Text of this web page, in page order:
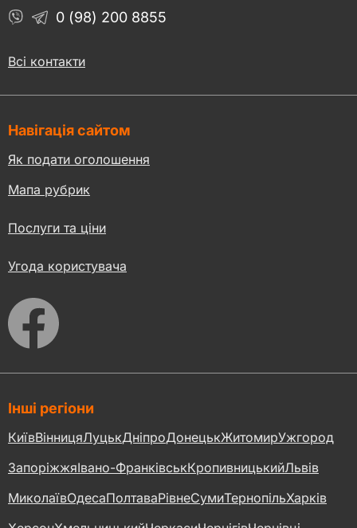
0 (98) 200 8855
Всі контакти
Навігація сайтом
Як подати оголошення
Мапа рубрик
Послуги та ціни
Угода користувача
Інші регіони
КиївВінницяЛуцькДніпроДонецькЖитомирУжгород
ЗапоріжжяІвано-ФранківськКропивницькийЛьвів
МиколаївОдесаПолтаваРівнеСумиТернопільХарків